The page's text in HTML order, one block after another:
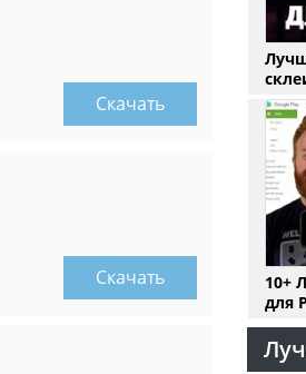
Скачать
Скачать
10+
для